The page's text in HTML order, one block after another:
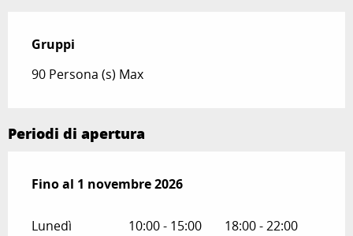
Gruppi
Gruppi
90 Persona (s) Max
Periodi di apertura
Dal3 aprile 2026al1 novembre 2026
Fino al 1 novembre 2026
Lunedì 10:00 - 15:00 18:00 - 22:00